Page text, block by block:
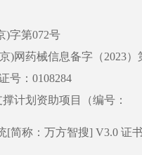
)字第072号
)网药械信息备字（2023）
号：0108284
计划资助项目（编号：
[简称：万方智搜] V3.0 证